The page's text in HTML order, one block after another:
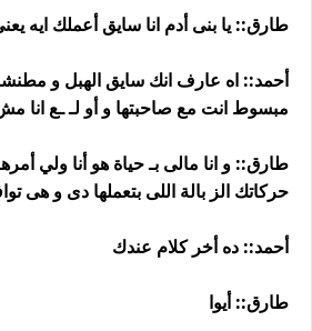
طارق:: يا بنى أدم انا سايق أعملك ايه
أحمد:: اه عارف انك سايق الهبل و
مبسوط انت مع صاحبتها و أو لـ ـع انا
طارق:: و انا مالى بـ حياة هو أنا ولي
حركاتك الز بالة اللى بتعملها دى و هى
أحمد:: ده أخر كلام عندك
طارق:: أيوا